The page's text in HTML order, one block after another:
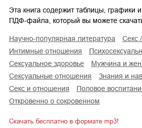
Эта книга содержит таблицы, графики
ПДФ-файла, который вы можете
научно-популярная литература
интимные отношения
сексуальное здоровье
мужчина и
сексуальные отношения
знания и
секс и отношения
половое
откровенно о сокровенном
Скачать бесплатно в формате mp3!